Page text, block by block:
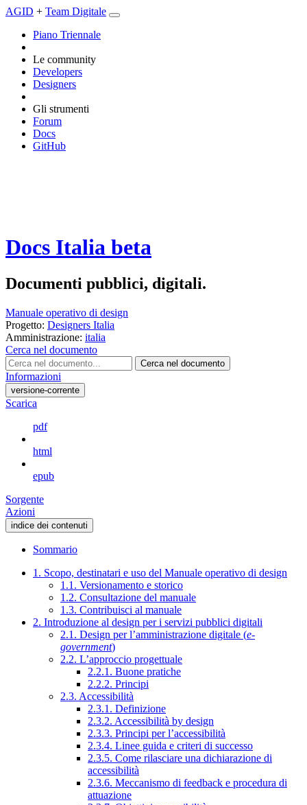
AGID + Team Digitale
Piano Triennale
Le community
Developers
Designers
Gli strumenti
Forum
Docs
GitHub
Docs Italia beta
Documenti pubblici, digitali.
Manuale operativo di design
Progetto: Designers Italia
Amministrazione: italia
Cerca nel documento
Cerca nel documento
Informazioni
versione-corrente
Scarica
pdf
html
epub
Sorgente
Azioni
indice dei contenuti
Sommario
1. Scopo, destinatari e uso del Manuale operativo di design
1.1. Versionamento e storico
1.2. Consultazione del manuale
1.3. Contribuisci al manuale
2. Introduzione al design per i servizi pubblici digitali
2.1. Design per l’amministrazione digitale (e-
government)
2.2. L’approccio progettuale
2.2.1. Buone pratiche
2.2.2. Principi
2.3. Accessibilità
2.3.1. Definizione
2.3.2. Accessibilità by design
2.3.3. Principi per l’accessibilità
2.3.4. Linee guida e criteri di successo
2.3.5. Come rilasciare una dichiarazione di
accessibilità
2.3.6. Meccanismo di feedback e procedura di
attuazione